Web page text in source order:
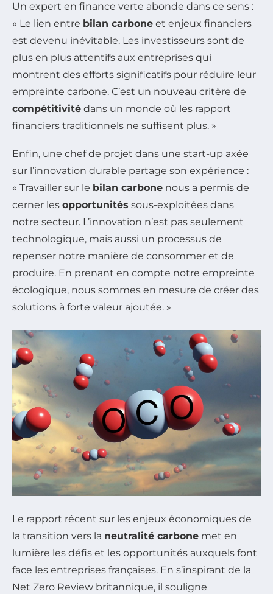
Un expert en finance verte abonde dans ce sens :
« Le lien entre bilan carbone et enjeux financiers
est devenu inévitable. Les investisseurs sont de
plus en plus attentifs aux entreprises qui
montrent des efforts significatifs pour réduire leur
empreinte carbone. C’est un nouveau critère de
compétitivité dans un monde où les rapport
financiers traditionnels ne suffisent plus. »
Enfin, une chef de projet dans une start-up axée
sur l’innovation durable partage son expérience :
« Travailler sur le bilan carbone nous a permis de
cerner les opportunités sous-exploitées dans
notre secteur. L’innovation n’est pas seulement
technologique, mais aussi un processus de
repenser notre manière de consommer et de
produire. En prenant en compte notre empreinte
écologique, nous sommes en mesure de créer des
solutions à forte valeur ajoutée. »
Le rapport récent sur les enjeux économiques de
la transition vers la neutralité carbone met en
lumière les défis et les opportunités auxquels font
face les entreprises françaises. En s’inspirant de la
Net Zero Review britannique, il souligne